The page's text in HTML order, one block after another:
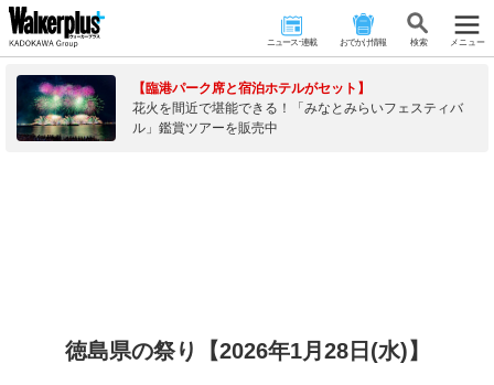
ニュース･連載 おでかけ情報 検 索 メニュー
【臨港パーク席と宿泊ホテルがセット】
花火を間近で堪能できる！「みなとみらいフェスティバ
ル」鑑賞ツアーを販売中
徳島県の祭り【2026年1月28日(水)】